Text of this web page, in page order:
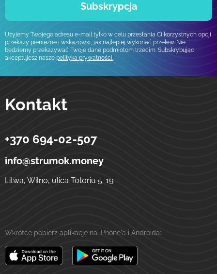
Subskrypcja
Użyjemy Twojego adresu e-mail tylko w celu przesłania Ci korzystnych opcji
przekazy pieniężne i wskazówki, jak najlepiej wykonać przelew. Nie
będziemy przekazywać Twoje dane podmiotom trzecim. Subskrybując,
akceptujesz nasze polityka prywatności.
Kontakt
Strumok
Przelewy na Ukrainę
ulica Totoriu, 5-19
+370 694-02-507
info@strumok.money
Litwa, Wilno, ulica Totoriu 5-19
Wkrótce pobierz aplikację na iPhone'a i Androida: